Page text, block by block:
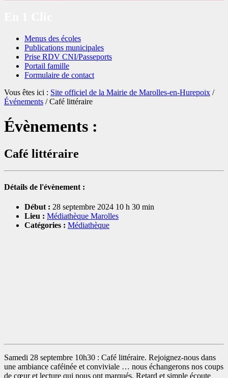
Menus des écoles
Publications municipales
Prise RDV CNI/Passeports
Portail famille
Formulaire de contact
Vous êtes ici : Site officiel de la Mairie de Marolles-en-Hurepoix /
Événements /Café littéraire
Évènements :
Café littéraire
Détails de l'évènement :
Début : 28 septembre 2024 10 h 30 min
Lieu : Médiathèque Marolles
Catégories : Médiathèque
Samedi 28 septembre 10h30 : Café littéraire. Rejoignez-nous dans
une ambiance caféinée et conviviale … nous échangerons nos coups
de cœur et lecture qui nous ont marqués. Retard et simple écoute